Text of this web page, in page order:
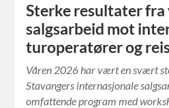
Sterke resultater fra
salgsarbeid mot
turoperatører og
Våren 2026 har vært en svært
Stavangers internasjonale
omfattende program med